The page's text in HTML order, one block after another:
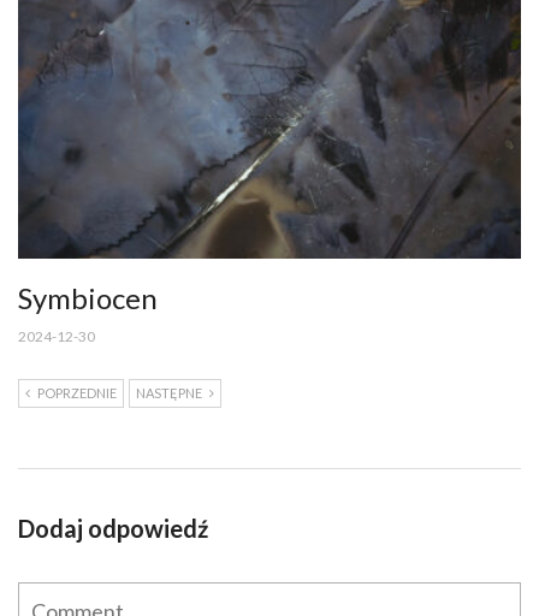
Symbiocen
2024-12-30
POPRZEDNIE NASTĘPNE
Dodaj odpowiedź